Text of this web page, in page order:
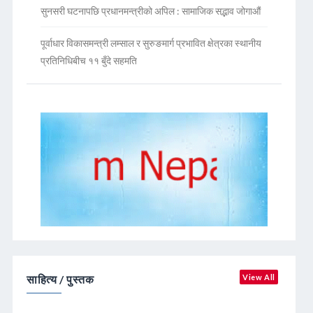
सुनसरी घटनापछि प्रधानमन्त्रीको अपिल : सामाजिक सद्भाव जोगाऔं
पूर्वाधार विकासमन्त्री लम्साल र सुरुङमार्ग प्रभावित क्षेत्रका स्थानीय
प्रतिनिधिबीच ११ बुँदे सहमति
साहित्य / पुस्तक View All